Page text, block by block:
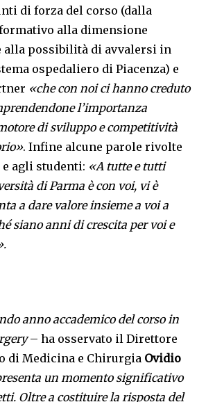
di forza del corso (dalla
alla dimensione
alla possibilità di avvalersi in
ospedaliero di Piacenza) e
«che con noi ci hanno creduto
l’importanza
di sviluppo e competitività
. Infine alcune parole rivolte
agli studenti: «A tutte e tutti
di Parma è con voi, vi è
a dare valore insieme a voi a
siano anni di crescita per voi e
anno accademico del corso in
– ha osservato il Direttore
di Medicina e Chirurgia Ovidio
un momento significativo
Oltre a costituire la risposta del